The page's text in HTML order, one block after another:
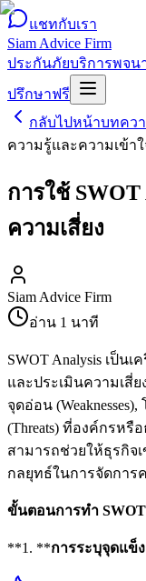
แชทกับเรา
Siam Advice Firm
ประกันภัยบริการพจน
ปรึกษาฟรี
กลับไปหน้าบทคว
ความรู้และความเข้าใ
การใช้
ความเสี่ยง
Siam Advice Firm
อ่าน 1 นาที
SWOT Analysis เป็น
และประเมินความเสี่ย
จุดอ่อน
(Threats) ที่องค์กรหรื
สามารถช่วยให้ธุรกิจ
กลยุทธ์ในการจัดการ
ขั้นตอนการทำ SWOT
**1. **การระบุจุดแข็ง